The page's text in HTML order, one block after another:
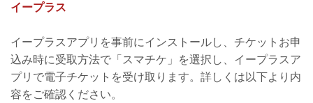
イープラス
イープラスアプリを事前にインストールし、チケットお申
込み時に受取方法で「スマチケ」を選択し、イープラスア
プリで電子チケットを受け取ります。詳しくは以下より内
容をご確認ください。